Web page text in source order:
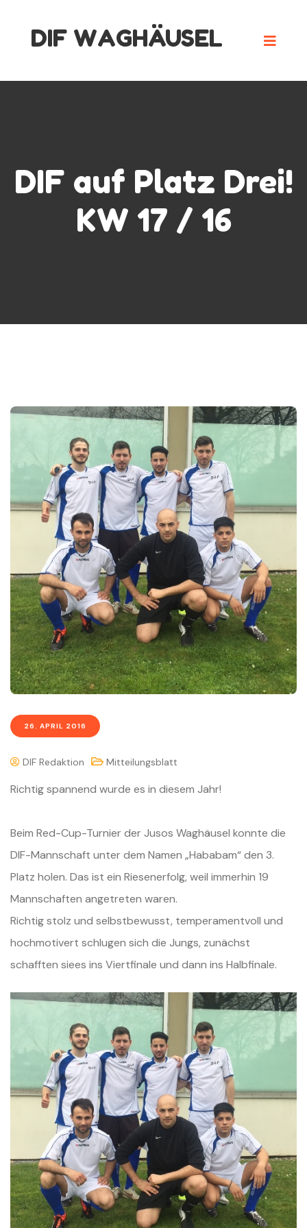
DIF WAGHÄUSEL
DIF auf Platz Drei!
KW 17 / 16
26. APRIL 2016
DIF Redaktion Mitteilungsblatt
Richtig spannend wurde es in diesem Jahr!
Beim Red-Cup-Turnier der Jusos Waghäusel konnte die
DIF-Mannschaft unter dem Namen „Hababam“ den 3.
Platz holen. Das ist ein Riesenerfolg, weil immerhin 19
Mannschaften angetreten waren.
Richtig stolz und selbstbewusst, temperamentvoll und
hochmotivert schlugen sich die Jungs, zunächst
schafften siees ins Viertfinale und dann ins Halbfinale.